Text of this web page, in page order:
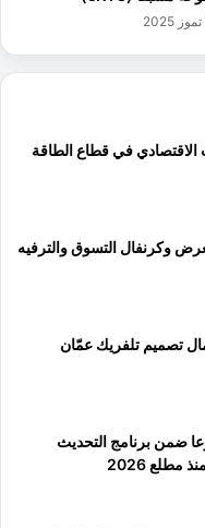
الاقتصادي في قطاع الطاقة
وكرنفال التسوق والترفيه
تصميم تلفريك عمّان
343 مشروعا ضمن برنامج التحديث
مطلع 2026